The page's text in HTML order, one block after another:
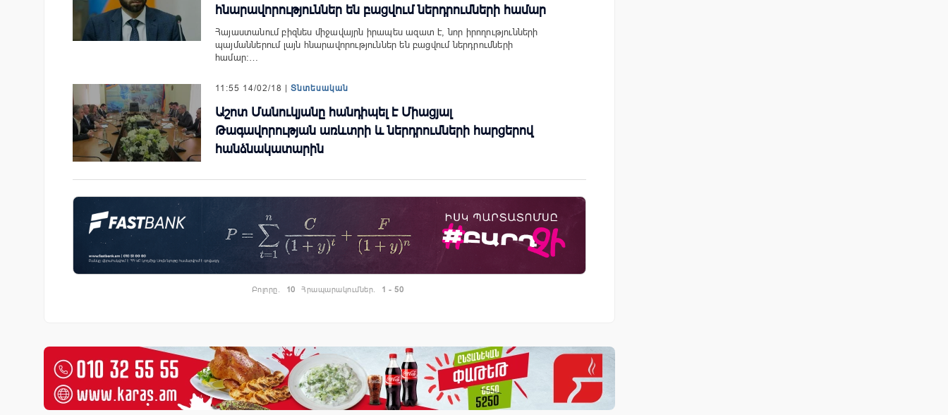
հնարավորություններ են բացվում ներդրումների համար
Հայաստանում բիզնես միջավայրն իրապես ազատ է, նոր իրողությունների
պայմաններում լայն հնարավորություններ են բացվում ներդրումների
համար:…
11:55 14/02/18 | Տնտեսական
Աշոտ Մանուկյանը հանդիպել է Միացյալ
Թագավորության առևտրի և ներդրումների հարցերով
հանձնակատարին
Բոլորը. 10 Հրապարակումներ. 1 - 50